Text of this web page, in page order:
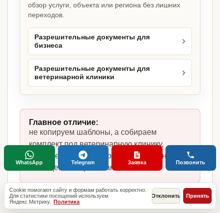
обзор услуги, объекта или региона без лишних
переходов.
Разрешительные документы для
бизнеса
Разрешительные документы для
ветеринарной клиники
Главное отличие:
не копируем шаблоны, а собираем
комплект под ветеринарную клинику,
фактическую модель работы, сотрудников,
помещение и требования в Москве.
Cookie помогают сайту и формам работать корректно.
Для статистики посещений используем
Яндекс.Метрику. Политика
Отклонить Принять
WhatsApp Telegram Заявка Позвонить